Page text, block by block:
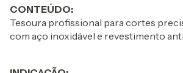
CONTEÚDO:
Tesoura profissional para cortes
com aço inoxidável e revestimento